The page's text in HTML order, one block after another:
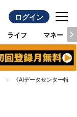
ログイン
ライフ マネー
《AIデータセンター特